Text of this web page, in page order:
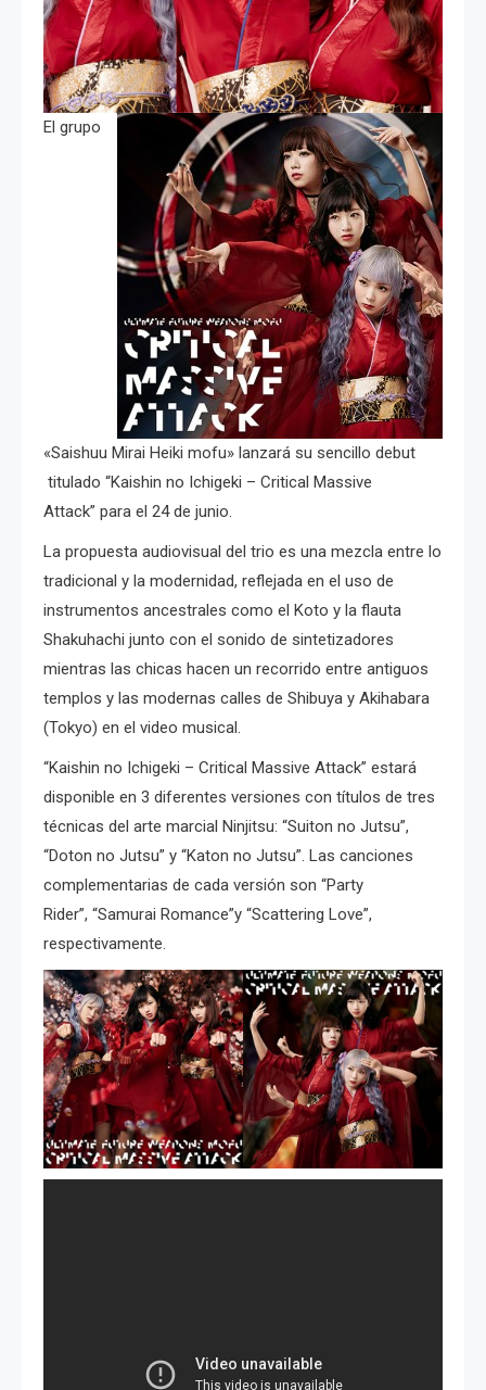
El grupo
«Saishuu Mirai Heiki mofu» lanzará su sencillo debut
titulado “Kaishin no Ichigeki – Critical Massive
Attack” para el 24 de junio.
La propuesta audiovisual del trio es una mezcla entre lo
tradicional y la modernidad, reflejada en el uso de
instrumentos ancestrales como el Koto y la flauta
Shakuhachi junto con el sonido de sintetizadores
mientras las chicas hacen un recorrido entre antiguos
templos y las modernas calles de Shibuya y Akihabara
(Tokyo) en el video musical.
“Kaishin no Ichigeki – Critical Massive Attack” estará
disponible en 3 diferentes versiones con títulos de tres
técnicas del arte marcial Ninjitsu: “Suiton no Jutsu”,
“Doton no Jutsu” y “Katon no Jutsu”. Las canciones
complementarias de cada versión son “Party
Rider”, “Samurai Romance”y “Scattering Love”,
respectivamente.